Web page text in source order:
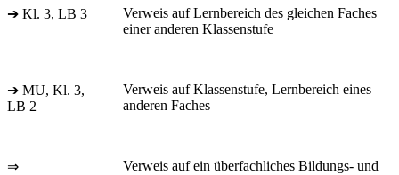
➔ Kl. 3, LB 3
Verweis auf Lernbereich des gleichen Faches
einer anderen Klassenstufe
➔ MU, Kl. 3,
LB 2
Verweis auf Klassenstufe, Lernbereich eines
anderen Faches
⇒
Verweis auf ein überfachliches Bildungs- und